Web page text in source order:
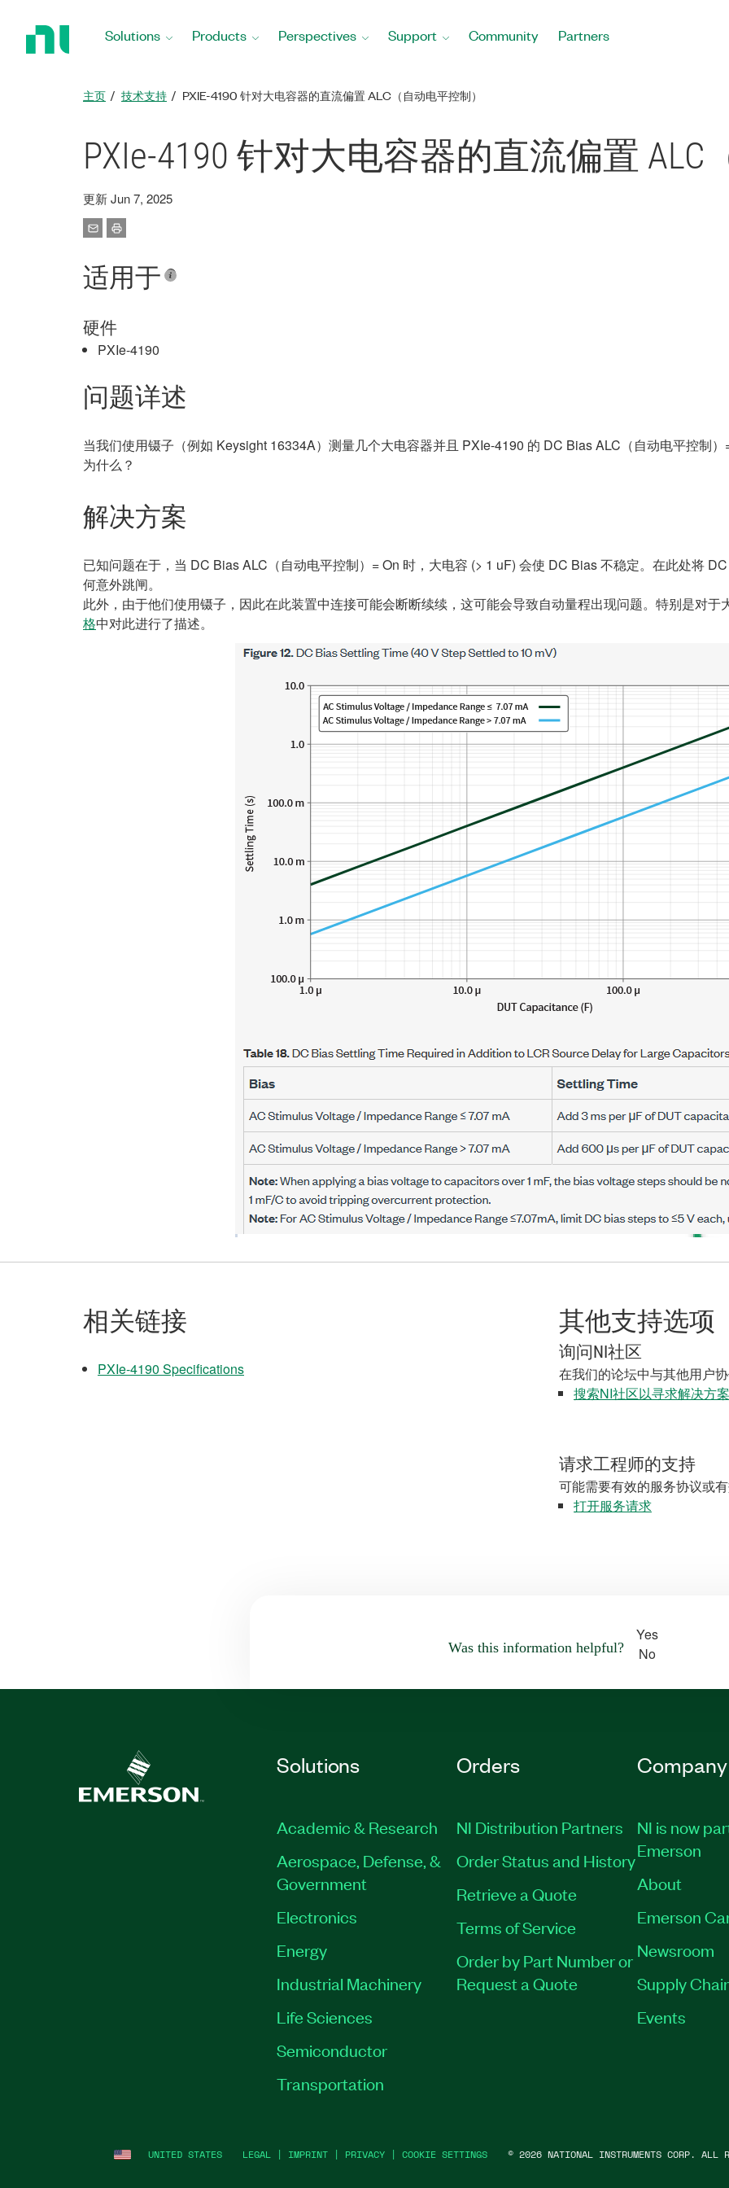
Solutions Products Perspectives Support Community Partners
主页 技术支持 PXIE-4190 针对大电容器的直流偏置 ALC（自动电平控制）
PXIe-4190 针对大电容器的直流偏置
更新 Jun 7, 2025
适用于
硬件
PXIe-4190
问题详述
当我们使用镊子（例如 Keysight 16334A）测量几个大电容器并且 PXIe-4190 的 DC Bias ALC（自动电平控制
为什么？
解决方案
已知问题在于，当 DC Bias ALC（自动电平控制）= On 时，大电容 (> 1 uF) 会使 DC Bias 不稳定。在此处将
何意外跳闸。
此外，由于他们使用镊子，因此在此装置中连接可能会断断续续，这可能会导致自动量程出现问题。特别是对
格中对此进行了描述。
相关链接
PXIe-4190 Specifications
其他支持选项
询问NI社区
在我们的论坛中与其他用户
搜索NI社区以寻求解决方案
请求工程师的支持
可能需要有效的服务协议或
打开服务请求
Was this information helpful?
Yes
No
Solutions
Academic & Research
Aerospace, Defense, &
Government
Electronics
Energy
Industrial Machinery
Life Sciences
Semiconductor
Transportation
Orders
NI Distribution Partners
Order Status and History
Retrieve a Quote
Terms of Service
Order by Part Number or
Request a Quote
Company
NI is now
Emerson
About
Emerson
Newsroom
Supply
Events
UNITED STATES LEGAL | IMPRINT | PRIVACY | COOKIE SETTINGS © 2026 NATIONAL INSTRUMENTS CORP. ALL